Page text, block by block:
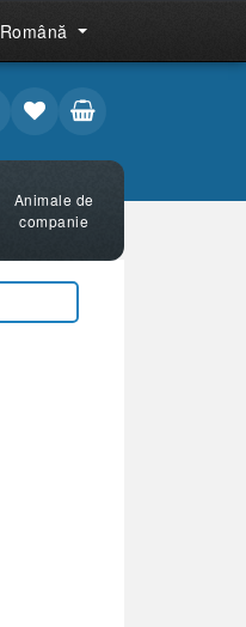
Română
Animale de
companie